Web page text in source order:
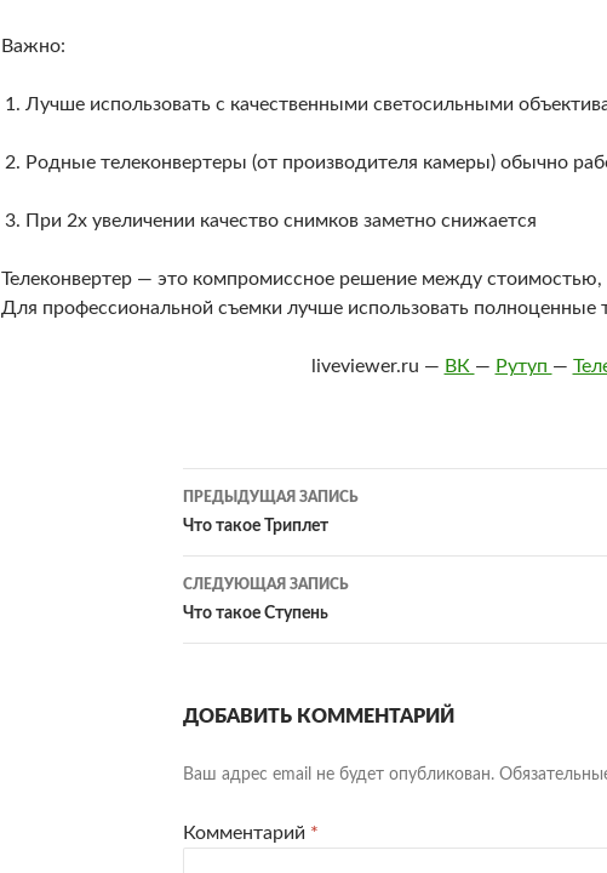
Важно:
Лучше использовать с качественными светосильными
Родные телеконвертеры (от производителя камеры) обычно
При 2х увеличении качество снимков заметно снижается
Телеконвертер — это компромиссное решение между стоимостью,
Для профессиональной съемки лучше использовать полноценные
liveviewer.ru — ВК — Рутуп —
Навигация
по
записям
ПРЕДЫДУЩАЯ ЗАПИСЬ
Что такое Триплет
СЛЕДУЮЩАЯ ЗАПИСЬ
Что такое Ступень
ДОБАВИТЬ КОММЕНТАРИЙ
Ваш адрес email не будет опубликован.
Комментарий *